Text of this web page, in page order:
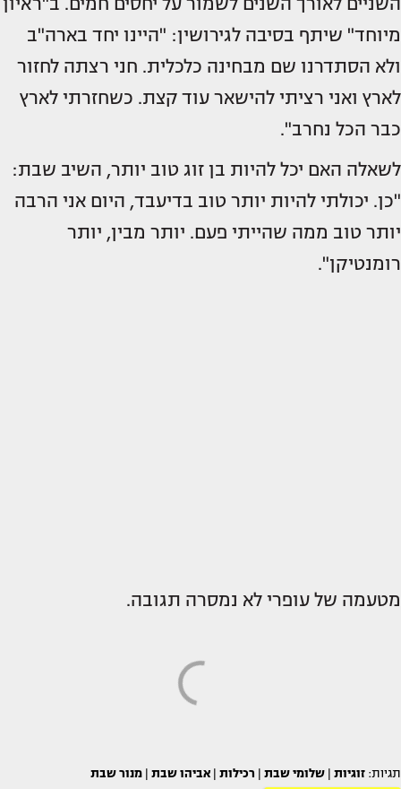
מיוחד" שיתף בסיבה לגירושין: "היינו יחד בארה"ב
ולא הסתדרנו שם מבחינה כלכלית. חני רצתה לחזור
לארץ ואני רציתי להישאר עוד קצת. כשחזרתי לארץ
כבר הכל נחרב".
לשאלה האם יכל להיות בן זוג טוב יותר, השיב שבת:
"כן. יכולתי להיות יותר טוב בדיעבד, היום אני הרבה
יותר טוב ממה שהייתי פעם. יותר מבין, יותר
רומנטיקן".
מטעמה של עופרי לא נמסרה תגובה.
תגיות: זוגיות שלומי שבת רכילות אביהו שבת מנור שבת